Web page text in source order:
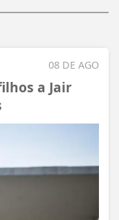
08 DE AGO
a Jair